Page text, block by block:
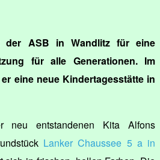
der ASB in Wandlitz für eine
für alle Generationen. Im
eine neue Kindertagesstätte in
neu entstandenen Kita Alfons
Lanker Chaussee 5 a in